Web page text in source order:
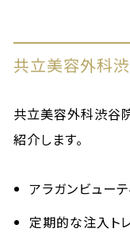
共立美容外科
共立美容外科渋谷
紹介します。
アラガンビュー
定期的な注入ト